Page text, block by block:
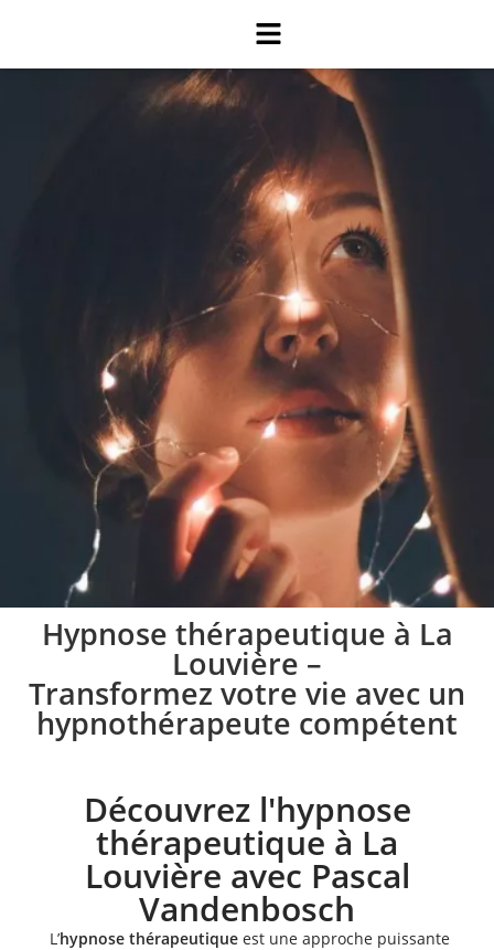
Pratique de l’hypnose
à La Louvière
Lors des séances d’hypnose à La Louvière, je vous aide
Prendre rendez-vous
Hypnose thérapeutique à La
Louvière –
Transformez votre vie avec un
hypnothérapeute compétent
Découvrez l'hypnose
thérapeutique à La
Louvière avec Pascal
Vandenbosch
L’hypnose thérapeutiqueest une approche puissante